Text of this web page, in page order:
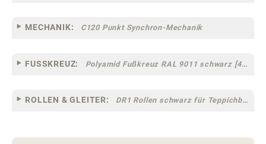
MECHANIK: C120 Punkt Synchron-Mechanik
FUSSKREUZ: Polyamid Fußkreuz RAL 9011 schwarz [44]
ROLLEN & GLEITER: DR1 Rollen schwarz für Teppichböden [10]